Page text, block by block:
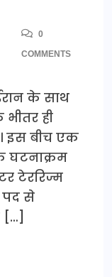
0
COMMENTS
के साथ
ही
इस बीच एक
घटनाक्रम
टेररिज्म
से
[…]